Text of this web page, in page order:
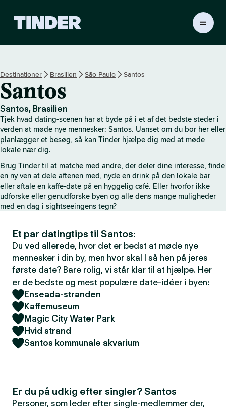
r
a
r
t
d
e
Destinationer Brasilien São Paulo Santos
Santos
Santos, Brasilien
Tjek hvad dating-scenen har at byde på i et af det bedste steder i
verden at møde nye mennesker: Santos. Uanset om du bor her eller
planlægger et besøg, så kan Tinder hjælpe dig med at møde
lokale nær dig.
Brug Tinder til at matche med andre, der deler dine interesse, finde
en ny ven at dele aftenen med, nyde en drink på den lokale bar
eller aftale en kaffe-date på en hyggelig café. Eller hvorfor ikke
udforske eller genudforske byen og alle dens mange muligheder
med en dag i sightseeingens tegn?
Et par datingtips til Santos:
Du ved allerede, hvor det er bedst at møde nye
mennesker i din by, men hvor skal I så hen på jeres
første date? Bare rolig, vi står klar til at hjælpe. Her
er de bedste og mest populære date-idéer i byen:
Enseada-stranden
Kaffemuseum
Magic City Water Park
Hvid strand
Santos kommunale akvarium
Er du på udkig efter singler? Santos
Personer, som leder efter single-medlemmer der,